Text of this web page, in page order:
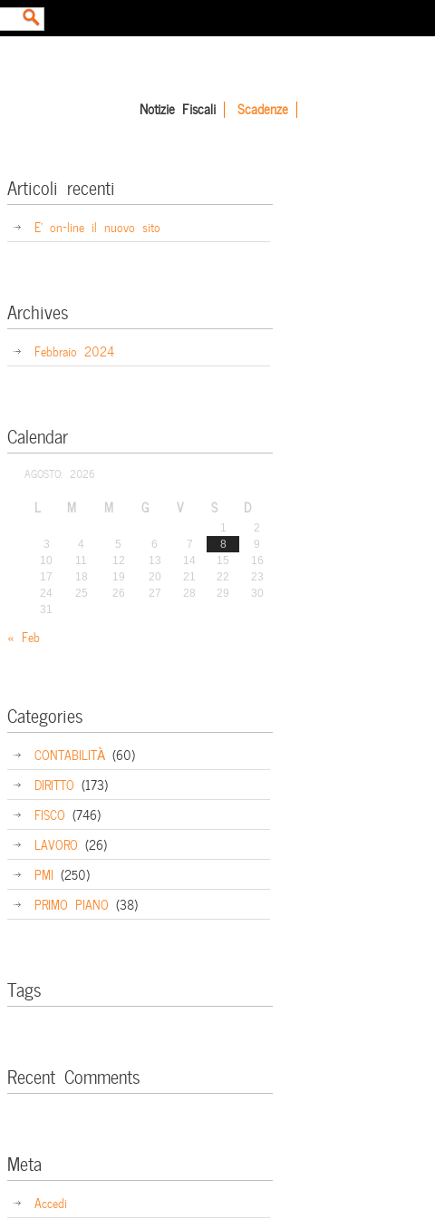
Notizie Fiscali Scadenze
Articoli recenti
E’ on-line il nuovo sito
Archives
Febbraio 2024
Calendar
AGOSTO: 2026
L M M G V S D
1
2
3
4 5 6 7 8
9
10
11 12 13 14 15
16
17
18 19 20 21 22
23
24
25 26 27 28 29
30
31
« Feb
Categories
CONTABILITÀ (60)
DIRITTO (173)
FISCO (746)
LAVORO (26)
PMI (250)
PRIMO PIANO (38)
Tags
Recent Comments
Meta
Accedi